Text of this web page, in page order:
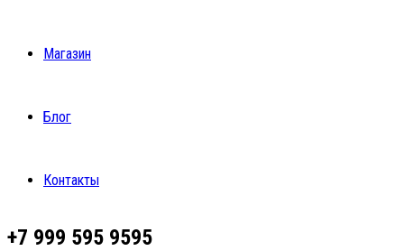
Магазин
Блог
Контакты
+7 999 595 9595